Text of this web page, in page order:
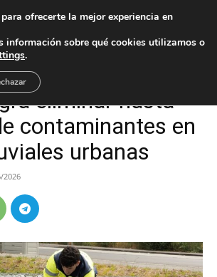
eliminar hasta
contaminantes en
urbanas
2026
ofrecerte la mejor experiencia en
información sobre qué cookies utilizamos o
.